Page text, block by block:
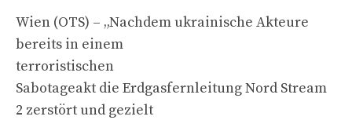
Wien (OTS) – „Nachdem ukrainische Akteure
bereits in einem
terroristischen
Sabotageakt die Erdgasfernleitung Nord Stream
2 zerstört und gezielt